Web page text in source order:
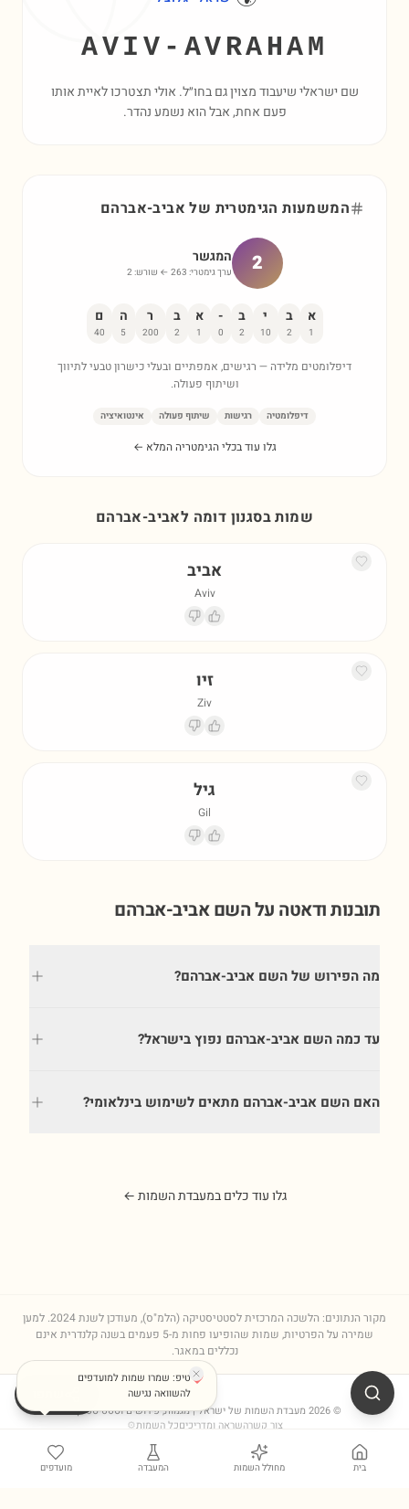
AVIV-AVRAHAM
שם ישראלי שיעבוד מצוין גם בחו״ל. אולי תצטרכו לאיית אותו
פעם אחת, אבל הוא נשמע נהדר.
המשמעות הגימטרית של אביב-אברהם
2 המגשר
ערך גימטרי: 263 ← שורש:2
א
1
ב
2
י
10
ב
2
-
0
א
1
ב
2
ר
200
ה
5
ם
40
דיפלומטים מלידה — רגישים, אמפתיים ובעלי כישרון טבעי לתיווך
ושיתוף פעולה.
דיפלומטיה רגישות שיתוף פעולה אינטואיציה
גלו עוד בכלי הגימטריה המלא ←
שמות בסגנון דומה לאביב-אברהם
אביב
Aviv
זיו
Ziv
גיל
Gil
תובנות ודאטה על השםאביב-אברהם
מה הפירוש של השם אביב-אברהם?
עד כמה השם אביב-אברהם נפוץ בישראל?
האם השם אביב-אברהם מתאים לשימוש בינלאומי?
גלו עוד כלים במעבדת השמות ←
מקור הנתונים: הלשכה המרכזית לסטטיסטיקה (הלמ"ס), מעודכן לשנת2024. למען
שמירה על הפרטיות, שמות שהופיעו פחות מ-5 פעמים בשנה קלנדרית אינם
נכללים במאגר.
©
2026 מעבדת השמות של ישראל| מגמות, פירושים וסטטיסטיקות
צור קשרהשראה ומדריכיםכל השמות⚙
בית מחולל השמות המעבדה מועדפים
טיפ: שמרו שמות למועדפים
להשוואה נגישה